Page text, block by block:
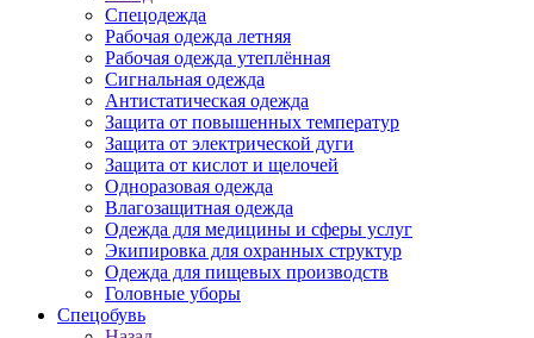
Спецодежда
Рабочая одежда летняя
Рабочая одежда утеплённая
Сигнальная одежда
Антистатическая одежда
Защита от повышенных температур
Защита от электрической дуги
Защита от кислот и щелочей
Одноразовая одежда
Влагозащитная одежда
Одежда для медицины и сферы услуг
Экипировка для охранных структур
Одежда для пищевых производств
Головные уборы
Спецобувь